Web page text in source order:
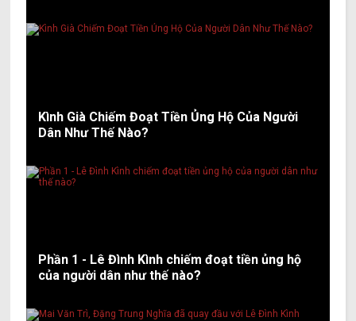
Kình Già Chiếm Đoạt Tiền Ủng Hộ Của Người
Dân Như Thế Nào?
Phần 1 - Lê Đình Kình chiếm đoạt tiền ủng hộ
của người dân như thế nào?